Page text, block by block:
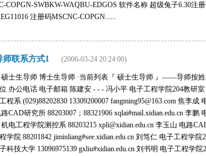
COPGN-SWBKW-WAQBU-EDGOS 软件名称 超级兔子6.30注
注册码MSCNC-COPGN......
师联系方式1 (2006-03-24 20:24:00)
士生导师 博士生导师 ·当前列表『 硕士生导师 』——导师按
办公电话 电子邮箱 陈建安 - - - 冯小平 电子工程学院204教研室
程系 (029)88202830 13309200007 fangming95@163.com 焦李成
CAD研究所 88203007；88321906 xqlai#mail.xidian.edu.cn 李鹏
电工程学院测控系 88203215 xpli@xidian.edu.cn 李玉山 电路
学院 88201842 jiminliang#see.xidian.edu.cn 刘笃仁 电子工程学
科技大学 13096975139 gxliu#xidian.edu.cn 刘书明 电子工程学院